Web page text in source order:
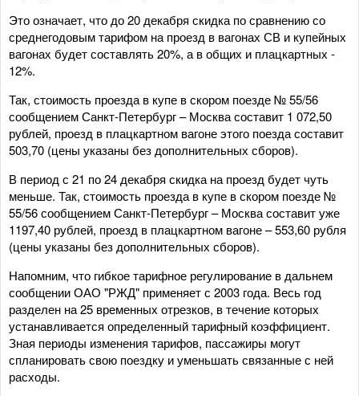
Это означает, что до 20 декабря скидка по сравнению со
среднегодовым тарифом на проезд в вагонах СВ и купейных
вагонах будет составлять 20%, а в общих и плацкартных -
12%.
Так, стоимость проезда в купе в скором поезде № 55/56
сообщением Санкт-Петербург – Москва составит 1 072,50
рублей, проезд в плацкартном вагоне этого поезда составит
503,70 (цены указаны без дополнительных сборов).
В период с 21 по 24 декабря скидка на проезд будет чуть
меньше. Так, стоимость проезда в купе в скором поезде №
55/56 сообщением Санкт-Петербург – Москва составит уже
1197,40 рублей, проезд в плацкартном вагоне – 553,60 рубля
(цены указаны без дополнительных сборов).
Напомним, что гибкое тарифное регулирование в дальнем
сообщении ОАО "РЖД" применяет с 2003 года. Весь год
разделен на 25 временных отрезков, в течение которых
устанавливается определенный тарифный коэффициент.
Зная периоды изменения тарифов, пассажиры могут
спланировать свою поездку и уменьшать связанные с ней
расходы.